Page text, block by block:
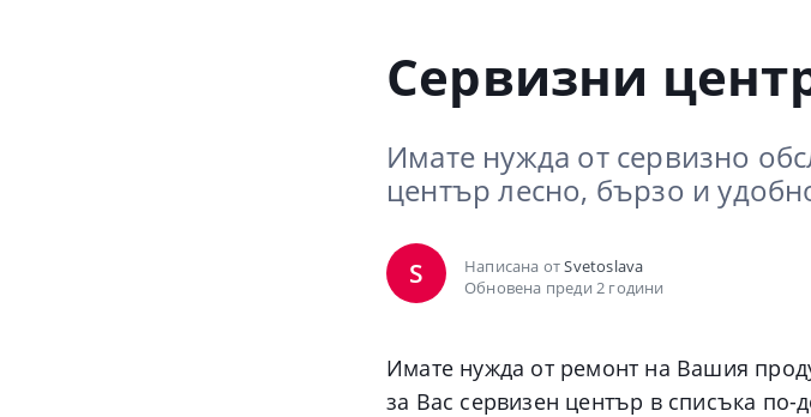
Сервизни
Имате нужда от сервизно
център лесно, бързо и
S Написана отSvetoslava
Обновена преди 2 години
Имате нужда от ремонт на Вашия
за Вас сервизен център в списъка по-